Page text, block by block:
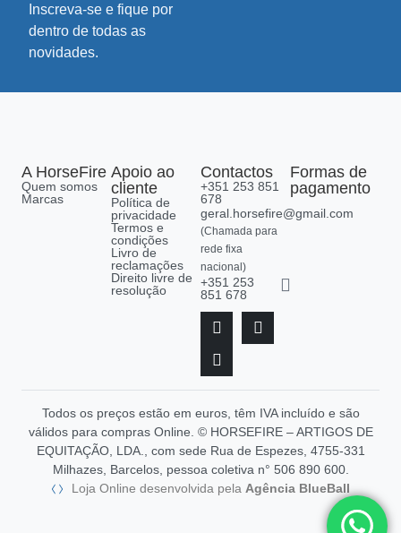
Inscreva-se e fique por
dentro de todas as
novidades.
A HorseFire
Quem somos
Marcas
Apoio ao
cliente
Política de
privacidade
Termos e
condições
Livro de
reclamações
Direito livre de
resolução
Contactos
+351 253 851
678
geral.horsefire@gmail.com
(Chamada para
rede fixa
nacional)
+351 253
851 678
Formas de
pagamento
Todos os preços estão em euros, têm IVA incluído e são
válidos para compras Online. © HORSEFIRE – ARTIGOS DE
EQUITAÇÃO, LDA., com sede Rua de Espezes, 4755-331
Milhazes, Barcelos, pessoa coletiva n° 506 890 600.
Loja Online desenvolvida pela Agência BlueBall